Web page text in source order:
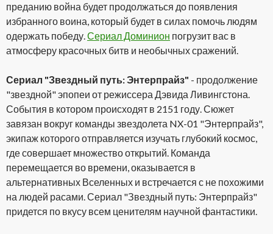
преданию война будет продолжаться до появления
избранного воина, который будет в силах помочь людям
одержать победу.Сериал Доминион погрузит вас в
атмосферу красочных битв и необычных сражений.
Сериал "Звездный путь: Энтерпрайз" - продолжение
"звездной" эпопеи от режиссера Дэвида Ливингстона.
События в котором происходят в 2151 году. Сюжет
завязан вокруг команды звездолета NX-01 "Энтерпрайз",
экипаж которого отправляется изучать глубокий космос,
где совершает множество открытий. Команда
перемещается во времени, оказывается в
альтернативных Вселенных и встречается с не похожими
на людей расами. Сериал "Звездный путь: Энтерпрайз"
придется по вкусу всем ценителям научной фантастики.